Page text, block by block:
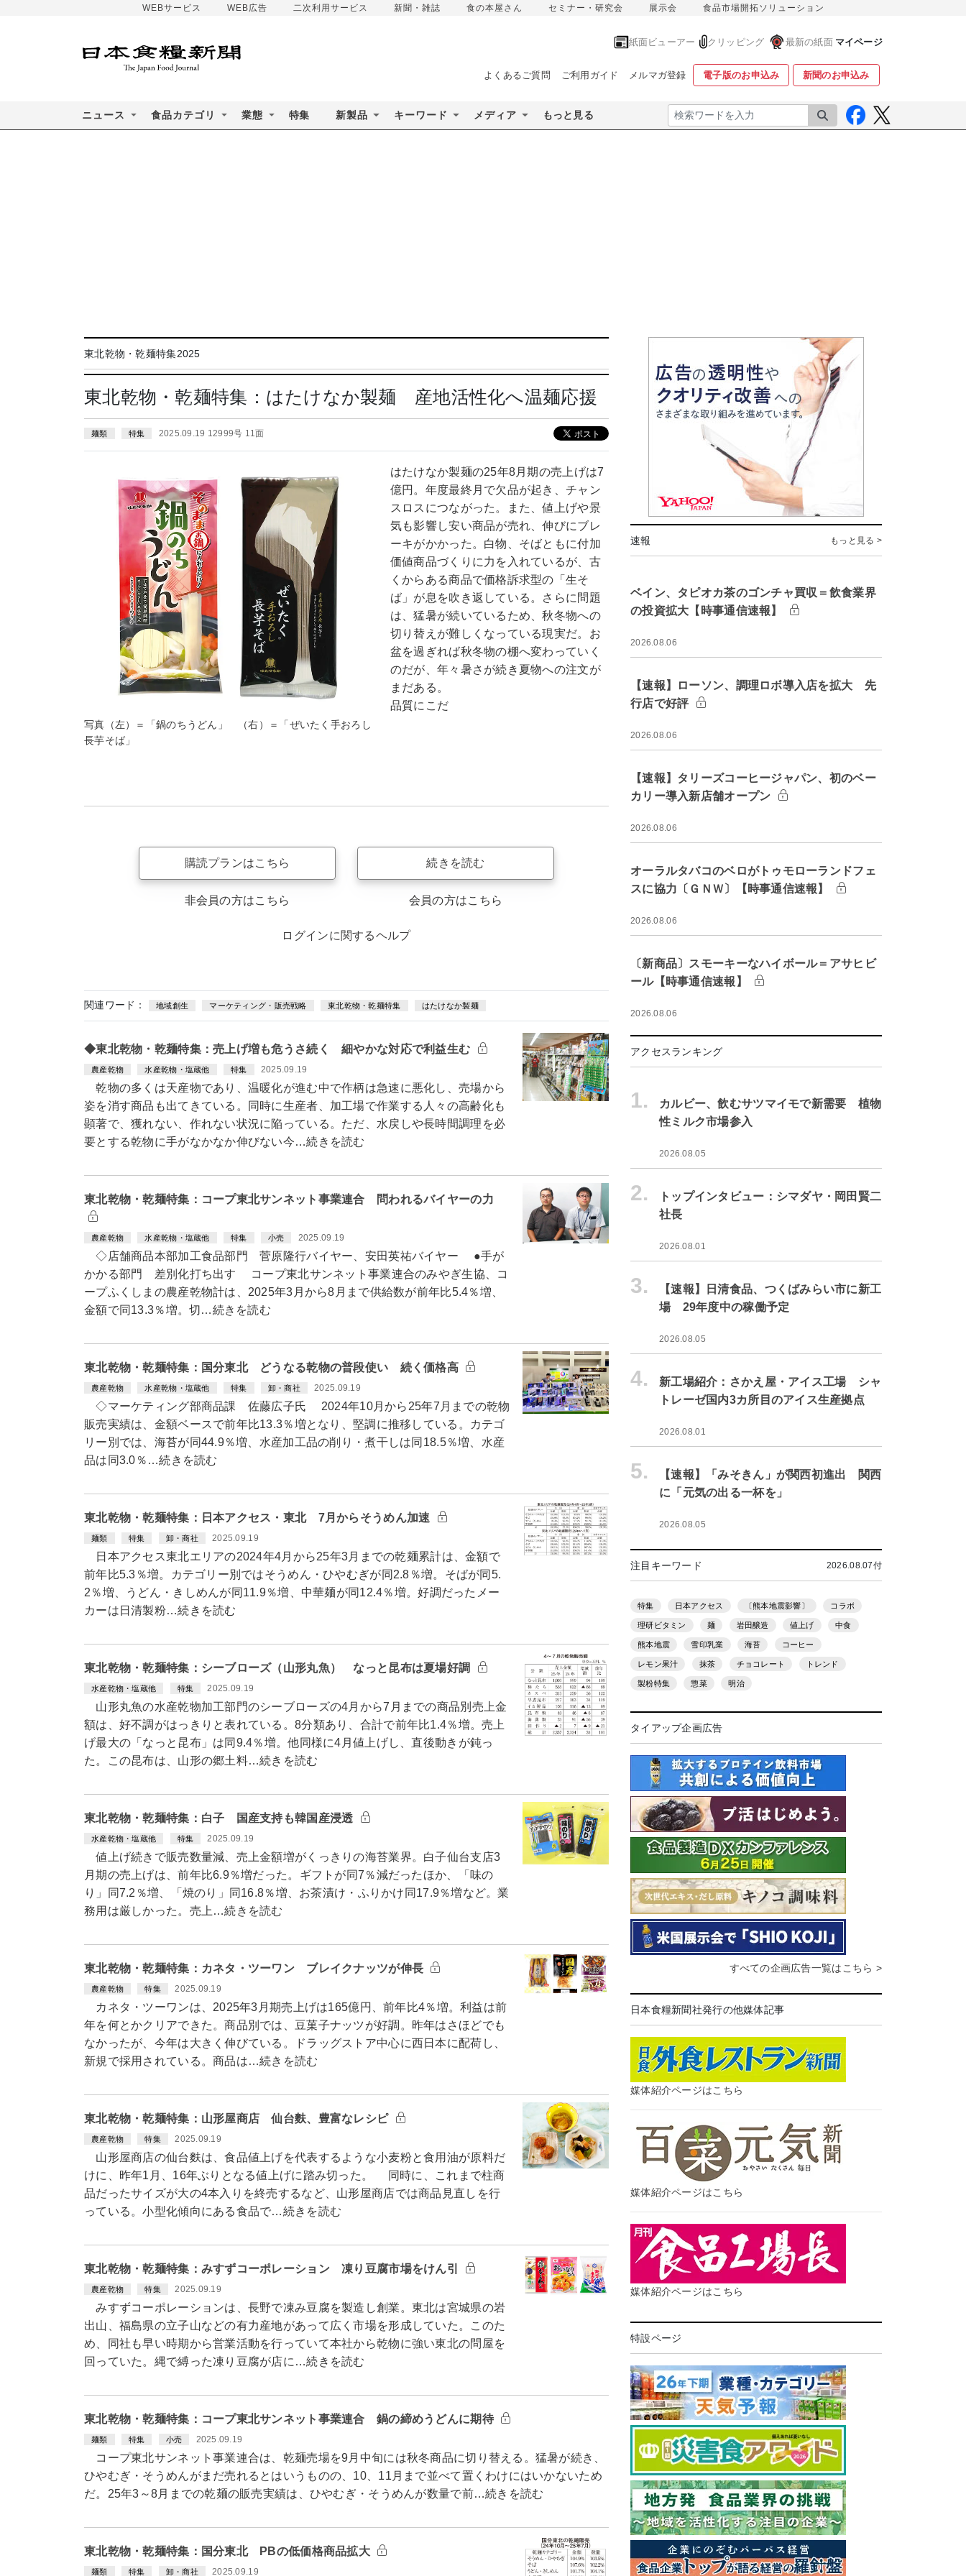
WEBサービス WEB広告 二次利用サービス 新聞・雑誌 食の本屋さん セミナー・研究会 展示会 食品市場開拓ソリューション
紙面ビューアー クリッピング 最新の紙面 マイページ
よくあるご質問 ご利用ガイド メルマガ登録 電子版のお申込み 新聞のお申込み
ニュース 食品カテゴリ 業態 特集 新製品 キーワード メディア もっと見る 検索
東北乾物・乾麺特集2025
東北乾物・乾麺特集：はたけなか製麺 産地活性化へ温麺応援
麺類 特集 2025.09.19 12999号 11面
写真（左）＝「鍋のちうどん」 （右）＝「ぜいたく手おろし
長芋そば」
はたけなか製麺の25年8月期の売上げは7
億円。年度最終月で欠品が起き、チャン
スロスにつながった。また、値上げや景
気も影響し安い商品が売れ、伸びにブレ
ーキがかかった。白物、そばともに付加
価値商品づくりに力を入れているが、古
くからある商品で価格訴求型の「生そ
ば」が息を吹き返している。さらに問題
は、猛暑が続いているため、秋冬物への
切り替えが難しくなっている現実だ。お
盆を過ぎれば秋冬物の棚へ変わっていく
のだが、年々暑さが続き夏物への注文が
まだある。
品質にこだ
購読プランはこちら
非会員の方はこちら
続きを読む
会員の方はこちら
ログインに関するヘルプ
関連ワード： 地域創生 マーケティング・販売戦略 東北乾物・乾麺特集 はたけなか製麺
◆東北乾物・乾麺特集：売上げ増も危うさ続く 細やかな対応で利益生む
農産乾物 水産乾物・塩蔵他 特集 2025.09.19
乾物の多くは天産物であり、温暖化が進む中で作柄は急速に悪化し、売場から
姿を消す商品も出てきている。同時に生産者、加工場で作業する人々の高齢化も
顕著で、獲れない、作れない状況に陥っている。ただ、水戻しや長時間調理を必
要とする乾物に手がなかなか伸びない今…続きを読む
東北乾物・乾麺特集：コープ東北サンネット事業連合 問われるバイヤーの力
農産乾物 水産乾物・塩蔵他 特集 小売 2025.09.19
◇店舗商品本部加工食品部門 菅原隆行バイヤー、安田英祐バイヤー ●手が
かかる部門 差別化打ち出す コープ東北サンネット事業連合のみやぎ生協、コ
ープふくしまの農産乾物計は、2025年3月から8月まで供給数が前年比5.4％増、
金額で同13.3％増。切…続きを読む
東北乾物・乾麺特集：国分東北 どうなる乾物の普段使い 続く価格高
農産乾物 水産乾物・塩蔵他 特集 卸・商社 2025.09.19
◇マーケティング部商品課 佐藤広子氏 2024年10月から25年7月までの乾物
販売実績は、金額ベースで前年比13.3％増となり、堅調に推移している。カテゴ
リー別では、海苔が同44.9％増、水産加工品の削り・煮干しは同18.5％増、水産
品は同3.0％…続きを読む
東北乾物・乾麺特集：日本アクセス・東北 7月からそうめん加速
麺類 特集 卸・商社 2025.09.19
日本アクセス東北エリアの2024年4月から25年3月までの乾麺累計は、金額で
前年比5.3％増。カテゴリー別ではそうめん・ひやむぎが同2.8％増。そばが同5.
2％増、うどん・きしめんが同11.9％増、中華麺が同12.4％増。好調だったメー
カーは日清製粉…続きを読む
東北乾物・乾麺特集：シーブローズ（山形丸魚） なっと昆布は夏場好調
水産乾物・塩蔵他 特集 2025.09.19
山形丸魚の水産乾物加工部門のシーブローズの4月から7月までの商品別売上金
額は、好不調がはっきりと表れている。8分類あり、合計で前年比1.4％増。売上
げ最大の「なっと昆布」は同9.4％増。他同様に4月値上げし、直後動きが鈍っ
た。この昆布は、山形の郷土料…続きを読む
東北乾物・乾麺特集：白子 国産支持も韓国産浸透
水産乾物・塩蔵他 特集 2025.09.19
値上げ続きで販売数量減、売上金額増がくっきりの海苔業界。白子仙台支店3
月期の売上げは、前年比6.9％増だった。ギフトが同7％減だったほか、「味の
り」同7.2％増、「焼のり」同16.8％増、お茶漬け・ふりかけ同17.9％増など。業
務用は厳しかった。売上…続きを読む
東北乾物・乾麺特集：カネタ・ツーワン ブレイクナッツが伸長
農産乾物 特集 2025.09.19
カネタ・ツーワンは、2025年3月期売上げは165億円、前年比4％増。利益は前
年を何とかクリアできた。商品別では、豆菓子ナッツが好調。昨年はさほどでも
なかったが、今年は大きく伸びている。ドラッグストア中心に西日本に配荷し、
新規で採用されている。商品は…続きを読む
東北乾物・乾麺特集：山形屋商店 仙台麩、豊富なレシピ
農産乾物 特集 2025.09.19
山形屋商店の仙台麩は、食品値上げを代表するような小麦粉と食用油が原料だ
けに、昨年1月、16年ぶりとなる値上げに踏み切った。 同時に、これまで柱商
品だったサイズが大の4本入りを終売するなど、山形屋商店では商品見直しを行
っている。小型化傾向にある食品で…続きを読む
東北乾物・乾麺特集：みすずコーポレーション 凍り豆腐市場をけん引
農産乾物 特集 2025.09.19
みすずコーポレーションは、長野で凍み豆腐を製造し創業。東北は宮城県の岩
出山、福島県の立子山などの有力産地があって広く市場を形成していた。このた
め、同社も早い時期から営業活動を行っていて本社から乾物に強い東北の問屋を
回っていた。縄で縛った凍り豆腐が店に…続きを読む
東北乾物・乾麺特集：コープ東北サンネット事業連合 鍋の締めうどんに期待
麺類 特集 小売 2025.09.19
コープ東北サンネット事業連合は、乾麺売場を9月中旬には秋冬商品に切り替える。猛暑が続き、
ひやむぎ・そうめんがまだ売れるとはいうものの、10、11月まで並べて置くわけにはいかないため
だ。25年3～8月までの乾麺の販売実績は、ひやむぎ・そうめんが数量で前…続きを読む
東北乾物・乾麺特集：国分東北 PBの低価格商品拡大
麺類 特集 卸・商社 2025.09.19
速報 もっと見る >
ベイン、タピオカ茶のゴンチャ買収＝飲食業界
の投資拡大【時事通信速報】
2026.08.06
【速報】ローソン、調理ロボ導入店を拡大 先
行店で好評
2026.08.06
【速報】タリーズコーヒージャパン、初のベー
カリー導入新店舗オープン
2026.08.06
オーラルタバコのベロがトゥモローランドフェ
スに協力〔ＧＮＷ〕【時事通信速報】
2026.08.06
〔新商品〕スモーキーなハイボール＝アサヒビ
ール【時事通信速報】
2026.08.06
アクセスランキング
1.
カルビー、飲むサツマイモで新需要 植物
性ミルク市場参入
2026.08.05
2.
トップインタビュー：シマダヤ・岡田賢二
社長
2026.08.01
3.
【速報】日清食品、つくばみらい市に新工
場 29年度中の稼働予定
2026.08.05
4.
新工場紹介：さかえ屋・アイス工場 シャ
トレーゼ国内3カ所目のアイス生産拠点
2026.08.01
5.
【速報】「みそきん」が関西初進出 関西
に「元気の出る一杯を」
2026.08.05
注目キーワード 2026.08.07付
特集 日本アクセス 〔熊本地震影響〕 コラボ
理研ビタミン 麺 岩田醸造 値上げ 中食
熊本地震 雪印乳業 海苔 コーヒー
レモン果汁 抹茶 チョコレート トレンド
製粉特集 惣菜 明治
タイアップ企画広告
すべての企画広告一覧はこちら >
日本食糧新聞社発行の他媒体記事
媒体紹介ページはこちら
媒体紹介ページはこちら
媒体紹介ページはこちら
特設ページ